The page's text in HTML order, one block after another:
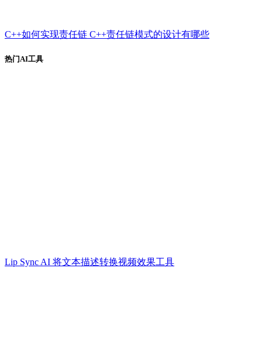
C++如何实现责任链 C++责任链模式的设计有哪些
热门AI工具
Lip Sync AI 将文本描述转换视频效果工具